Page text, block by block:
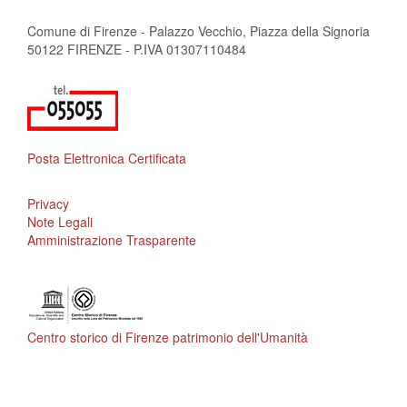
Comune di Firenze - Palazzo Vecchio, Piazza della Signoria
50122 FIRENZE - P.IVA 01307110484
Posta Elettronica Certificata
Privacy
Note Legali
Amministrazione Trasparente
Centro storico di Firenze patrimonio dell'Umanità